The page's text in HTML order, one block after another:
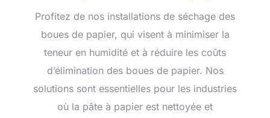
Profitez de nos installations de séchage des
boues de papier, qui visent à minimiser la
teneur en humidité et à réduire les coûts
d’élimination des boues de papier. Nos
solutions sont essentielles pour les industries
où la pâte à papier est nettoyée et